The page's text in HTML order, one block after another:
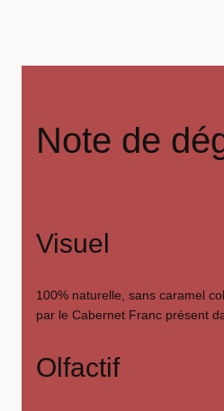
Note de
Visuel
100% naturelle, sans caramel
par le Cabernet Franc présent
Olfactif